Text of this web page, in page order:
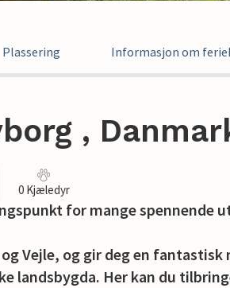
Plassering Informasjon om
,
0 Kjæledyr
for mange spennende
Vejle, og gir deg en
landsbygda. Her kan du